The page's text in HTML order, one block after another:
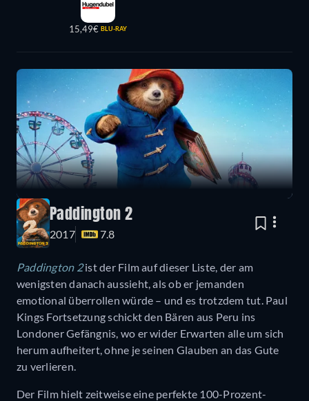
15,49€ BLU-RAY
Paddington 2
2017 7.8
Paddington 2ist der Film auf dieser Liste, der am
wenigsten danach aussieht, als ob er jemanden
emotional überrollen würde – und es trotzdem tut. Paul
Kings Fortsetzung schickt den Bären aus Peru ins
Londoner Gefängnis, wo er wider Erwarten alle um sich
herum aufheitert, ohne je seinen Glauben an das Gute
zu verlieren.
Der Film hielt zeitweise eine perfekte 100-Prozent-